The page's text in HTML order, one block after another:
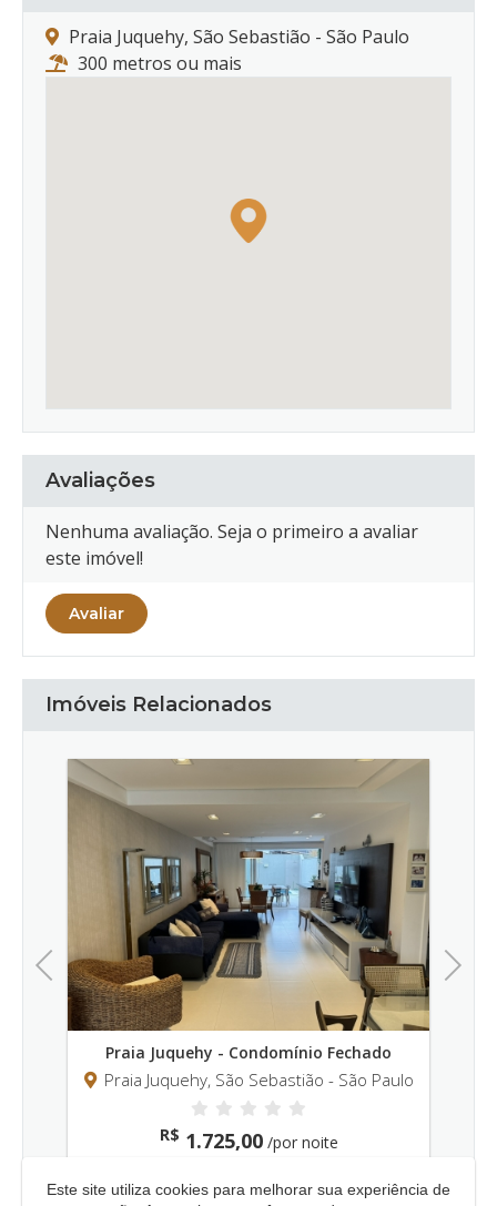
Praia Juquehy, São Sebastião - São Paulo
300 metros ou mais
Avaliações
Nenhuma avaliação. Seja o primeiro a avaliar
este imóvel!
Avaliar
Imóveis Relacionados
Previous
Fechado
- São Paulo
Praia Juquehy - Condomínio
Praia Juquehy, São Sebastião - São
R$ 3.550,00
Next
Este site utiliza cookies para melhorar sua experiência de